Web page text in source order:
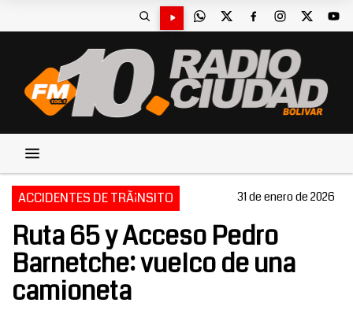
ACCIDENTES DE TRÃ¡NSITO 31 de enero de 2026
Ruta 65 y Acceso Pedro
Barnetche: vuelco de una
camioneta